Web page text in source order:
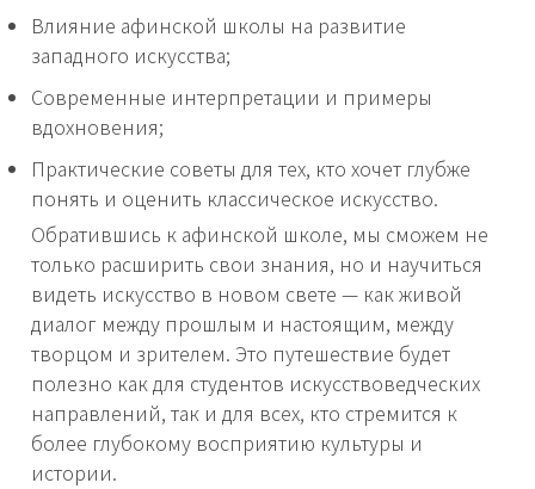
Влияние афинской школы на развитие
западного искусства;
Современные интерпретации и примеры
вдохновения;
Практические советы для тех, кто хочет глубже
понять и оценить классическое искусство.
Обратившись к афинской школе, мы сможем не
только расширить свои знания, но и научиться
видеть искусство в новом свете — как живой
диалог между прошлым и настоящим, между
творцом и зрителем. Это путешествие будет
полезно как для студентов искусствоведческих
направлений, так и для всех, кто стремится к
более глубокому восприятию культуры и
истории.